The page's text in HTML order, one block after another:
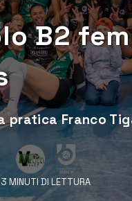
B2
Franco
3 MINUTI DI LETTURA